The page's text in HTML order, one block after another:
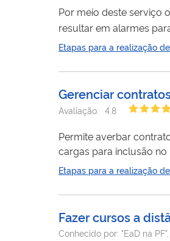
Por meio deste serviço
resultar em alarmes
Etapas para a realização
Gerenciar
Avaliação: 4.8
Permite averbar
cargas para inclusão
fevereiro de 2010. O veículo que não é de propriedade do transportador somente poderá ser incluído em sua frota no RNTRC se
houver um contrato de
sobre...
Etapas para a realização
Fazer cursos a
Conhecido por: "EaD na